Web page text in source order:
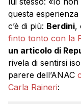
questa
c’è di più: Berdini,
finto tonto con la
un articolo di
rivela di sentirsi
parere dell’ANAC
Carla Raineri: